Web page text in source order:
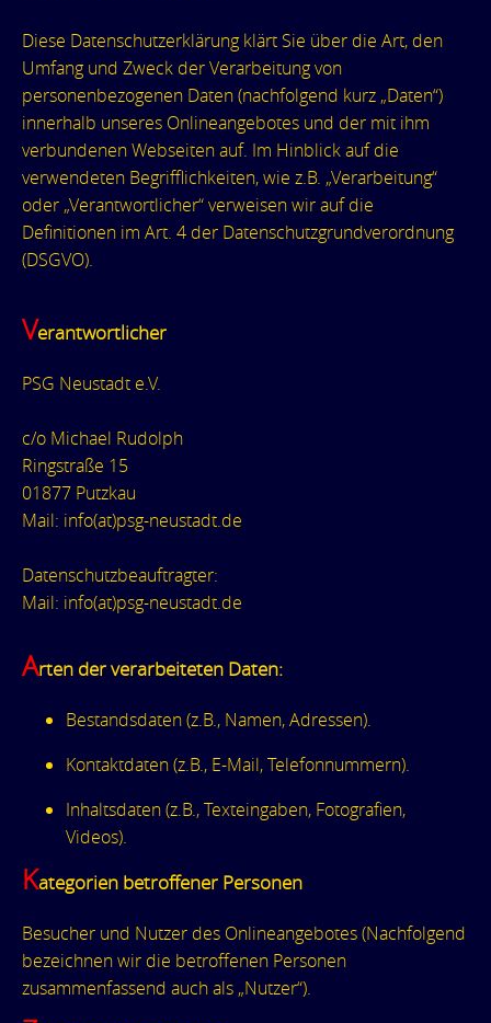
Diese Datenschutzerklärung klärt Sie über die Art, den
Umfang und Zweck der Verarbeitung von
personenbezogenen Daten (nachfolgend kurz „Daten“)
innerhalb unseres Onlineangebotes und der mit ihm
verbundenen Webseiten auf. Im Hinblick auf die
verwendeten Begrifflichkeiten, wie z.B. „Verarbeitung“
oder „Verantwortlicher“ verweisen wir auf die
Definitionen im Art. 4 der Datenschutzgrundverordnung
(DSGVO).
Verantwortlicher
PSG Neustadt e.V.
c/o Michael Rudolph
Ringstraße 15
01877 Putzkau
Mail: info(at)psg-neustadt.de
Datenschutzbeauftragter:
Mail: info(at)psg-neustadt.de
Arten der verarbeiteten Daten:
Bestandsdaten (z.B., Namen, Adressen).
Kontaktdaten (z.B., E-Mail, Telefonnummern).
Inhaltsdaten (z.B., Texteingaben, Fotografien,
Videos).
Kategorien betroffener Personen
Besucher und Nutzer des Onlineangebotes (Nachfolgend
bezeichnen wir die betroffenen Personen
zusammenfassend auch als „Nutzer“).